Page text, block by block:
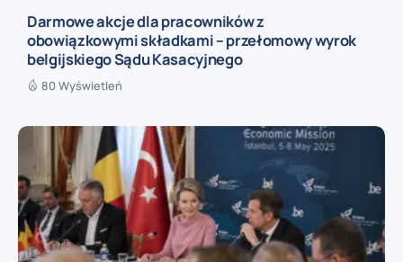
Darmowe akcje dla pracowników z
obowiązkowymi składkami – przełomowy wyrok
belgijskiego Sądu Kasacyjnego
80 Wyświetleń